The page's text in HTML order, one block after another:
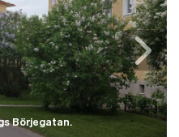
Börjegatan.